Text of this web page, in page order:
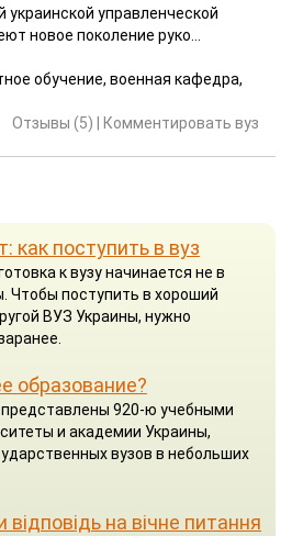
украинской управленческой
новое поколение руко...
обучение, военная кафедра,
Отзывы (5)
Комментировать вуз
как поступить в вуз
к вузу начинается не в
Чтобы поступить в хороший
ВУЗ Украины, нужно
образование?
920-ю учебными
и академии Украины,
вузов в небольших
відповідь на вічне питання